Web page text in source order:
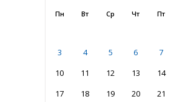
Пн Вт Ср Чт Пт
3
4 5 6 7
10
11 12 13 14
17
18 19 20 21